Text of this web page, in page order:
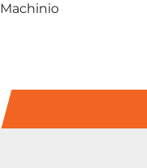
Machinio